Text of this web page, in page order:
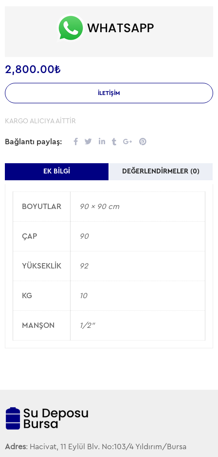
2,800.00₺
İLETIŞIM
KARGO ALICIYA AİTTİR
Bağlantı paylaş:
EK BILGI DEĞERLENDIRMELER (0)
BOYUTLAR 90 × 90 cm
ÇAP 90
YÜKSEKLIK 92
KG 10
MANŞON 1/2"
Adres: Hacivat, 11 Eylül Blv. No:103/4 Yıldırım/Bursa